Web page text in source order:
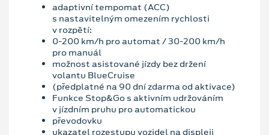
adaptivní tempomat (ACC)
s nastavitelným omezením rychlosti
v rozpětí:
0-200 km/h pro automat / 30-200 km/h
pro manuál
možnost asistované jízdy bez držení
volantu BlueCruise
(předplatné na 90 dní zdarma od aktivace)
Funkce Stop&Go s aktivním udržováním
v jízdním pruhu pro automatickou
převodovku
ukazatel rozestupu vozidel na displeji